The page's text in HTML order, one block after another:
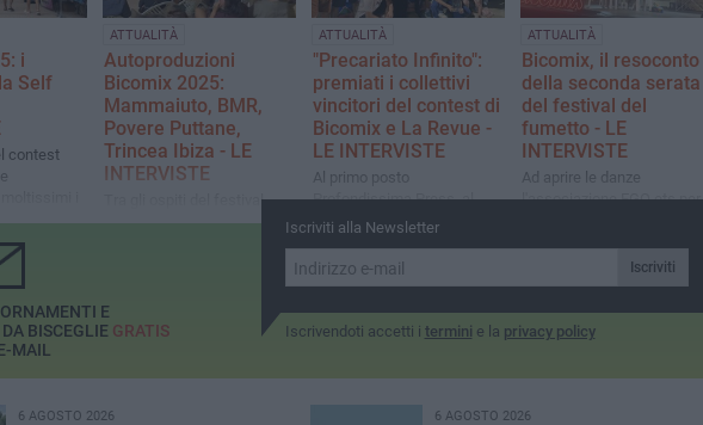
i
Self
contest
che hanno
turistico
ATTUALITÀ
Autoproduzioni
Bicomix 2025:
Mammaiuto, BMR,
Povere Puttane,
Trincea Ibiza - LE
INTERVISTE
Tra gli ospiti del festival
anche i collettivi
ATTUALITÀ
"Precariato Infinito":
premiati i collettivi
vincitori del contest di
Bicomix e La Revue -
LE INTERVISTE
Al primo posto
Profondissima Press, al
secondo Blekbord e
Sottobosco
ATTUALITÀ
Bicomix, il resoconto
della seconda serata
del festival del
fumetto - LE
INTERVISTE
Ad aprire le danze
l'associazione EGO ets per
Iscriviti alla Newsletter
Iscriviti
Iscrivendoti accetti i termini e la privacy policy
E
BISCEGLIE GRATIS
MAIL
6 AGOSTO 2026 6 AGOSTO 2026